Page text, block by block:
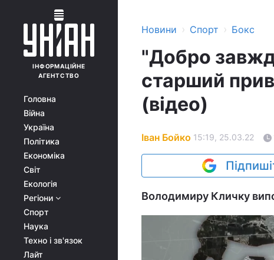
ІНФОРМАЦІЙНЕ
АГЕНТСТВО
Головна
Війна
Україна
Політика
Економіка
Світ
Екологія
Регіони
Спорт
Наука
Техно і зв'язок
Лайт
Новини › Спорт › Бокс
"Добро
старший
(відео)
Іван Бойко 15:19, 25.03.22
Володимиру Кличку